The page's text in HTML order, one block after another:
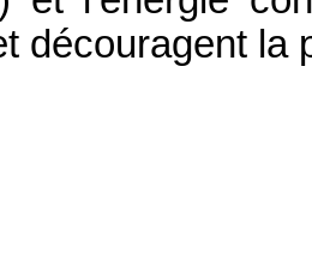
découragent la